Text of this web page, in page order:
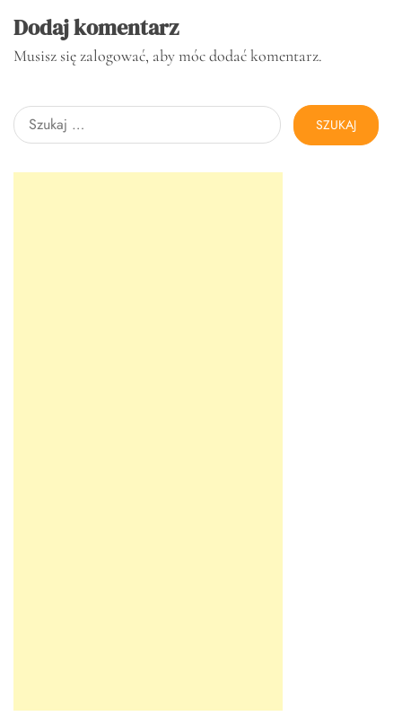
Dodaj komentarz
Musisz sięzalogować, aby móc dodać komentarz.
Szukaj: